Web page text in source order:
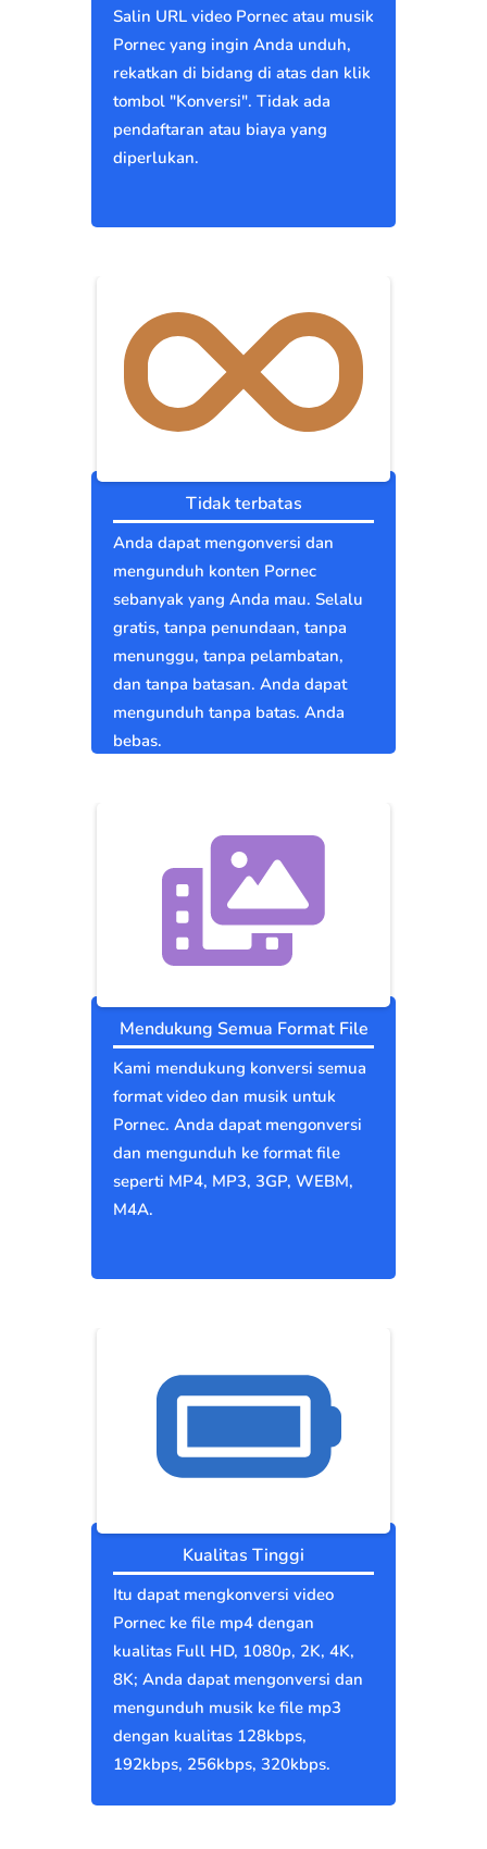
Salin URL video Pornec atau musik
Pornec yang ingin Anda unduh,
rekatkan di bidang di atas dan klik
tombol "Konversi". Tidak ada
pendaftaran atau biaya yang
diperlukan.
Tidak terbatas
Anda dapat mengonversi dan
mengunduh konten Pornec
sebanyak yang Anda mau. Selalu
gratis, tanpa penundaan, tanpa
menunggu, tanpa pelambatan,
dan tanpa batasan. Anda dapat
mengunduh tanpa batas. Anda
bebas.
Mendukung Semua Format File
Kami mendukung konversi semua
format video dan musik untuk
Pornec. Anda dapat mengonversi
dan mengunduh ke format file
seperti MP4, MP3, 3GP, WEBM,
M4A.
Kualitas Tinggi
Itu dapat mengkonversi video
Pornec ke file mp4 dengan
kualitas Full HD, 1080p, 2K, 4K,
8K; Anda dapat mengonversi dan
mengunduh musik ke file mp3
dengan kualitas 128kbps,
192kbps, 256kbps, 320kbps.